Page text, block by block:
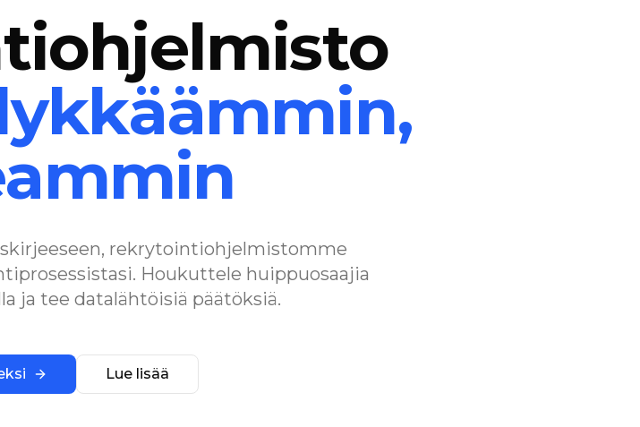
rekrytointiohjelmistomme
Houkuttele huippuosaajia
ja tee datalähtöisiä päätöksiä.
Lue lisää